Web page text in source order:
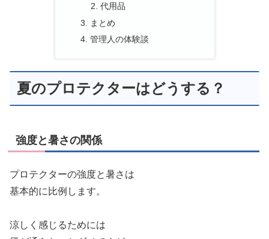
代用品
まとめ
管理人の体験談
夏のプロテクターはどうする？
強度と暑さの関係
プロテクターの強度と暑さは
基本的に比例します。
涼しく感じるためには